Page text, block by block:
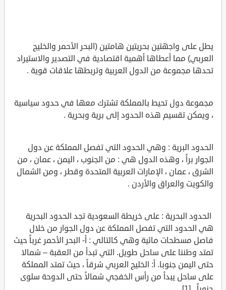
يطل على واجهتين بحريتين هامتين (البحر الأحمر والخليج
العربي) مما أعطاها أهمية اقتصادية في التصدير والاستيراد
تحدها مجموعة من الدول العربية وتربطها علاقات قوية .
مجموعة دول تحيط بالمملكة تشترك معها في حدود سياسية
، ويمكن تقسيم هذه الحدود إلى برية وبحرية .
الحدود البرية : وهي الحدود التي تفصل المملكة عن دول
الجوار براً ، وهذه الدول هي : من الجنوب ، اليمن ، عمان ، من
الشرق ، عمان ، الإمارات العربية المتحدة وقطر ، ومن الشمال
والكويت والعراق والأردن .
الحدود البحرية : على خريطة السعودية تجد الحدود البحرية
هي الحدود التي تفصل المملكة عن دول الجوار من خلال
فاصل مسطحات مائية وهي كالتالي : أ- البحر الأحمر غرباً حيث
تمتد وطننا على ساحل طويل. التي تبدأ من العقبة – شمالا
حتى اليمن جنوبا. أ: الخليج العربي شرقاً ، حيث تمتد المملكة
على ساحل يبدأ من رأس الخفجي شمالاً حتى الدوحة سلوى